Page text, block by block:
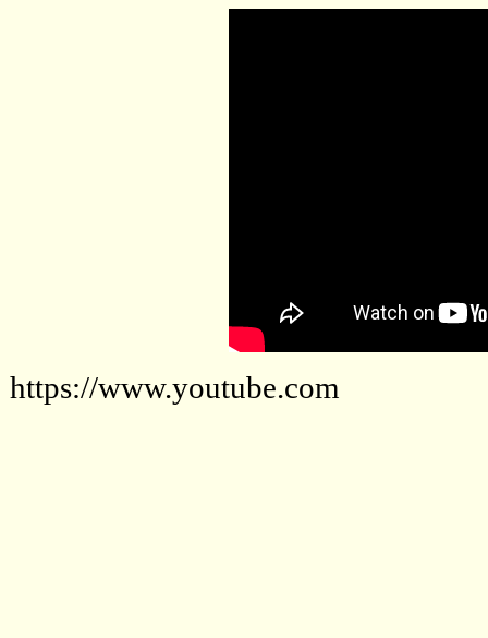
https://www.youtube.com